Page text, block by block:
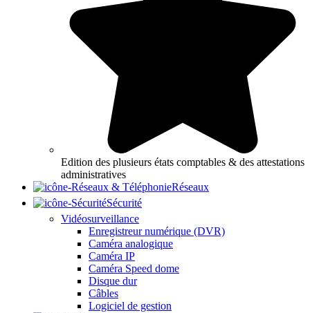
Edition des plusieurs états comptables & des attestations
administratives
Réseaux
Sécurité
Vidéosurveillance
Enregistreur numérique (DVR)
Caméra analogique
Caméra IP
Caméra Speed dome
Disque dur
Câbles
Logiciel de gestion